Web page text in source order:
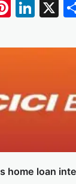
X
home loan